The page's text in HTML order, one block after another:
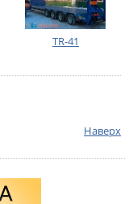
TR-41
Наверх